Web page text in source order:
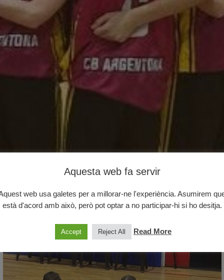
INTER. 89
Aquesta web fa servir
web usa galetes per a millorar-ne l'experiència. Asumirem
està d'acord amb això, però pot optar a no participar-hi si ho desitja.
Accept Reject All Read More